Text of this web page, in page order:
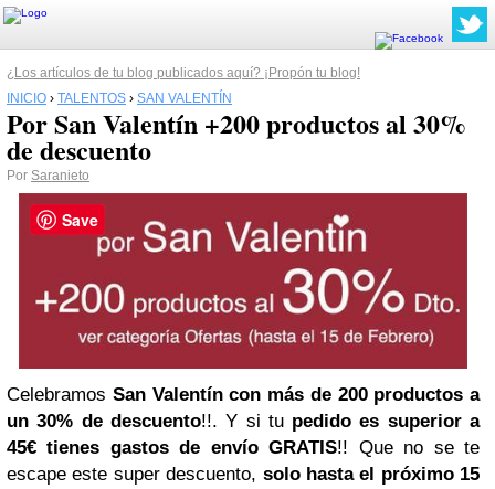
¿Los artículos de tu blog publicados aquí? ¡Propón tu blog!
INICIO › TALENTOS › SAN VALENTÍN
Por San Valentín +200 productos al 30%
de descuento
Por Saranieto
Celebramos San Valentín con más de 200 productos a
un 30% de descuento!!. Y si tu pedido es superior a
45€ tienes gastos de envío GRATIS!! Que no se te
escape este super descuento, solo hasta el próximo 15
Save